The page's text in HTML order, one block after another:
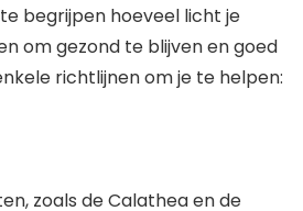
begrijpen hoeveel licht je
om gezond te blijven en goed
richtlijnen om je te helpen:
zoals de Calathea en de